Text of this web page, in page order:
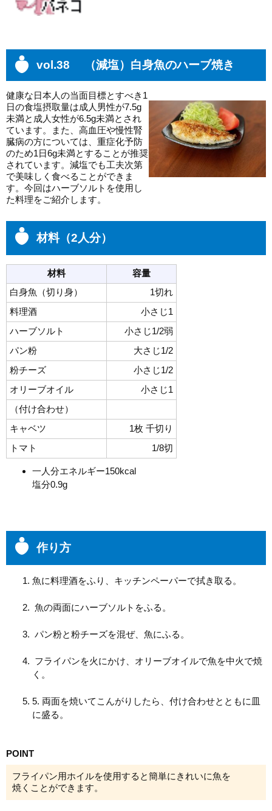
vol.38 （減塩）白身魚のハーブ焼き
健康な日本人の当面目標とすべき1
日の食塩摂取量は成人男性が7.5g
未満と成人女性が6.5g未満とされ
ています。また、高血圧や慢性腎
臓病の方については、重症化予防
のため1日6g未満とすることが推奨
されています。減塩でも工夫次第
で美味しく食べることができま
す。今回はハーブソルトを使用し
た料理をご紹介します。
材料（2人分）
材料
容量
白身魚（切り身）
1切れ
料理酒
小さじ1
ハーブソルト
小さじ1/2弱
パン粉
大さじ1/2
粉チーズ
小さじ1/2
オリーブオイル
小さじ1
（付け合わせ）
キャベツ
1枚 千切り
トマト
1/8切
一人分エネルギー150kcal
塩分0.9g
作り方
魚に料理酒をふり、キッチンペーパーで拭き取る。
魚の両面にハーブソルトをふる。
パン粉と粉チーズを混ぜ、魚にふる。
フライパンを火にかけ、オリーブオイルで魚を中火で焼
く。
5. 両面を焼いてこんがりしたら、付け合わせとともに皿
に盛る。
POINT
フライパン用ホイルを使用すると簡単にきれいに魚を
焼くことができます。